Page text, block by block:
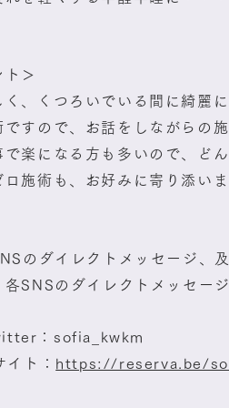
＞
、くつろいでいる間に綺麗
すので、お話をしながらの
楽になる方も多いので、ど
ロ施術も、お好みに寄り添い
のダイレクトメッセージ、
各SNSのダイレクトメッセー
：sofia_kwkm
ト： https://reserva.be/